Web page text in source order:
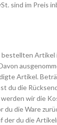
sind im Preis
bestellten
Artikel.
du die
wir die
du die Ware
der du die